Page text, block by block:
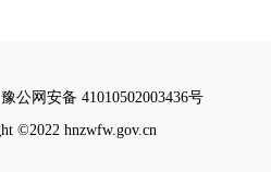
豫公网安备 41010502003436号
©2022 hnzwfw.gov.cn